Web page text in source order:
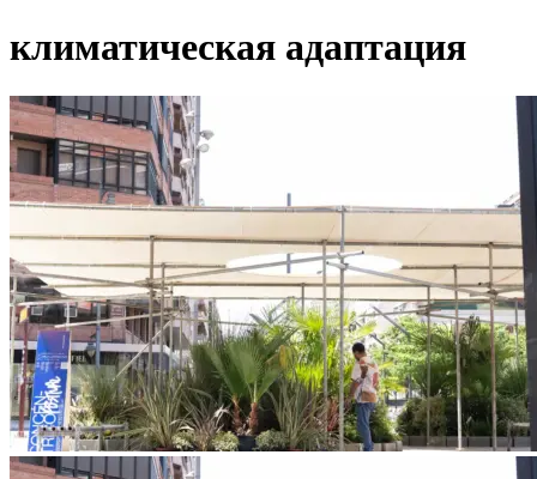
климатическая адаптация